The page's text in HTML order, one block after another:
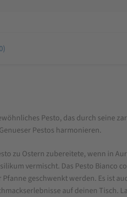
Pesto, das durch seine
Pestos harmonieren.
zu Ostern zubereitete, wenn in
vermischt. Das Pesto Bianco
geschwenkt werden. Es ist
auf deinen Tisch.